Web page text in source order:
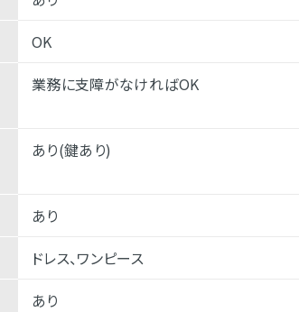
OK
業務に支障がなければOK
あり(鍵あり)
あり
ドレス、ワンピース
あり